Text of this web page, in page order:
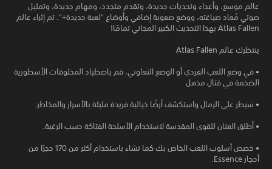
عالم موسع، وأعداء وتحديات جديدة، وتقدم متجدد، ومهام جديدة، وتمثيل
صوتي مُعاد صياغته، ووضع صعوبة إضافي وأوضاع "لعبة جديدة+". تم إثراء عالم
Atlas Fallen بهذا التحديث الكبير المجاني تمامًا!
ينتظرك عالم Atlas Fallen
• في وضع اللعب الفردي أو الوضع التعاوني، قم باصطياد المخلوقات الأسطورية
الضخمة في قتال مذهل
• سيطر على الرمال واستكشف أرضًا خيالية فريدة مليئة بالأسرار والمخاطر.
• أطلق العنان للقوى المقدسة لاستخدام الأسلحة الفتاكة حسب الرغبة.
• خصص أسلوب اللعب الخاص بك كما تشاء باستخدام أكثر من 170 حجرًا من
أحجار Essence.